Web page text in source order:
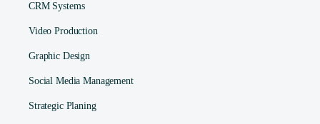
CRM Systems
Video Production
Graphic Design
Social Media Management​
Strategic Planing